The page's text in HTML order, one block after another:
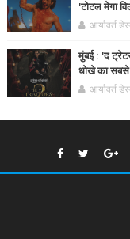
'टोटल मेगा
आर्यावर्त
मुंबई : 'द
धोखे का
आर्यावर्त